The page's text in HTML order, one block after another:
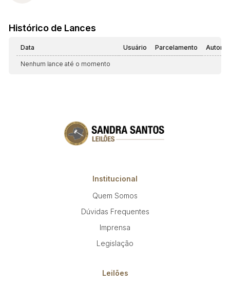
Histórico de Lances
Data Usuário Parcelamento
Nenhum lance até o momento
Institucional
Quem Somos
Dúvidas Frequentes
Imprensa
Legislação
Leilões